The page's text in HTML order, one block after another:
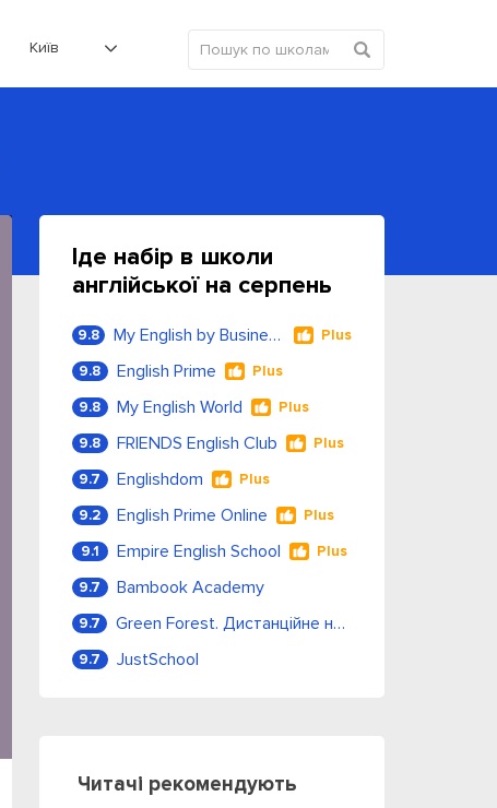
Київ
Іде набір в школи
англійської на серпень
9.8 My English by Business Language Plus
9.8 English Prime Plus
9.8 My English World Plus
9.8 FRIENDS English Club Plus
9.7 Englishdom Plus
9.2 English Prime Online Plus
9.1 Empire English School Plus
9.7 Bambook Academy
9.7 Green Forest. Дистанційне навчання
9.7 JustSchool
Читачі рекомендують